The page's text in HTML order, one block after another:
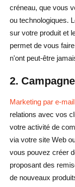
créneau, que vous
ou technologiques.
sur votre produit et
permet de vous
n'ont peut-être
2.
Marketing par e-mail
relations avec vos
votre activité de
via votre site Web
vous pouvez créer
proposant des
de nouveaux